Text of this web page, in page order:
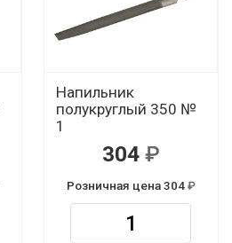
Напильник
полукруглый 350 №
1
304
Розничная цена 304